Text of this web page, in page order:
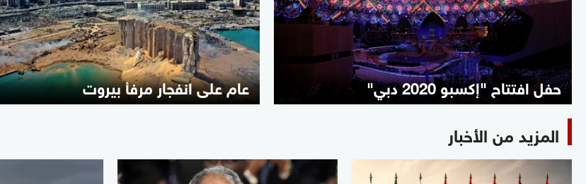
حفل افتتاح "إكسبو 2020 دبي" عام على انفجار مرفأ بيروت
المزيد من الأخبار